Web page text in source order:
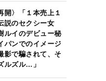
開〉「１本売上１
説のセクシー女
ルイのデビュー秘
パンでのイメージ
影で騙されて、そ
ルズル…」